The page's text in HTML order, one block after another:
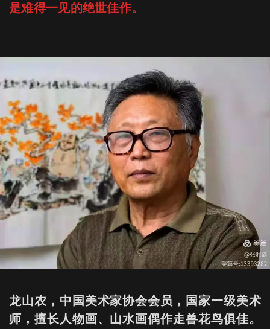
是难得一见的绝世佳作。
龙山农，中国美术家协会会员，国家一级美术
师，擅长人物画、山水画偶作走兽花鸟俱佳。